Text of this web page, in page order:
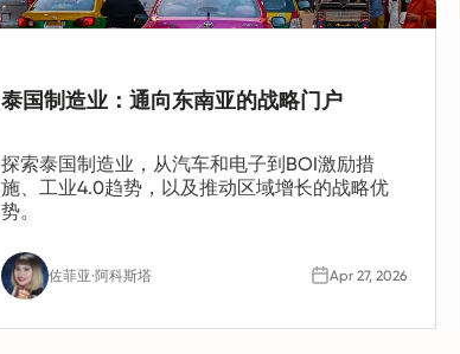
泰国制造业：通向东南亚的战略门户
探索泰国制造业，从汽车和电子到BOI激励措
施、工业4.0趋势，以及推动区域增长的战略优
势。
佐菲亚·阿科斯塔 Apr 27, 2026